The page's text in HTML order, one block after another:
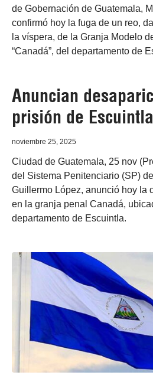
de Gobernación de Guatemala,
confirmó hoy la fuga de un reo,
la víspera, de la Granja Modelo
“Canadá”, del departamento de
Anuncian
prisión de
noviembre 25, 2025
Ciudad de Guatemala, 25 nov
del Sistema Penitenciario (SP)
Guillermo López, anunció hoy la
en la granja penal Canadá,
departamento de Escuintla.